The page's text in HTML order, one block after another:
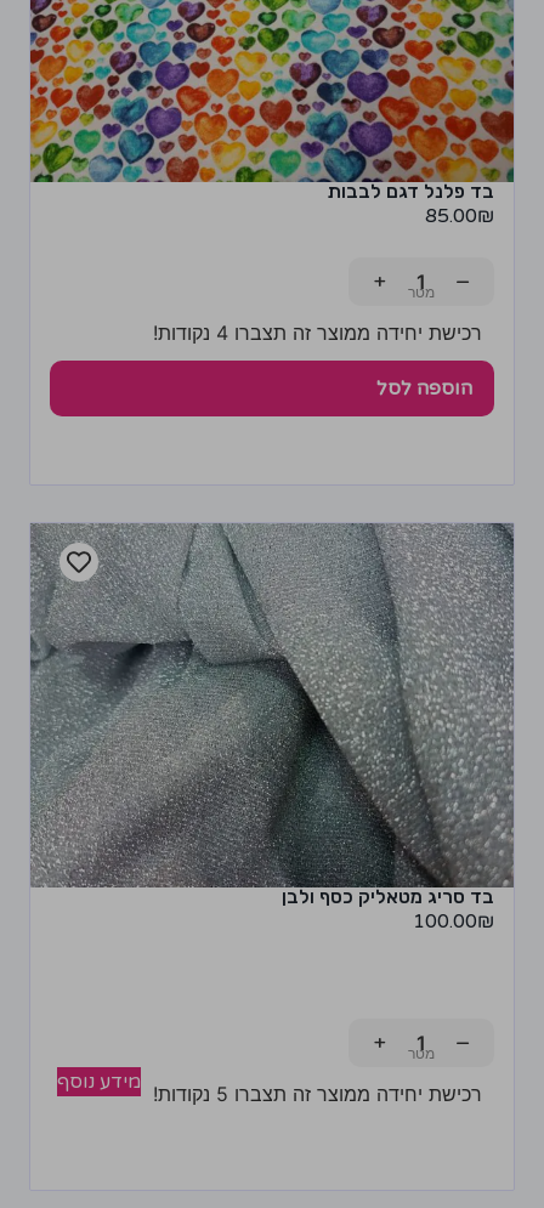
בד פלנל דגם לבבות
85.00₪
−
+
רכישת יחידה ממוצר זה תצברו 4 נקודות!
הוספה לסל
בד סריג מטאליק כסף ולבן
100.00₪
−
+
רכישת יחידה ממוצר זה תצברו 5 נקודות! מידע נוסף